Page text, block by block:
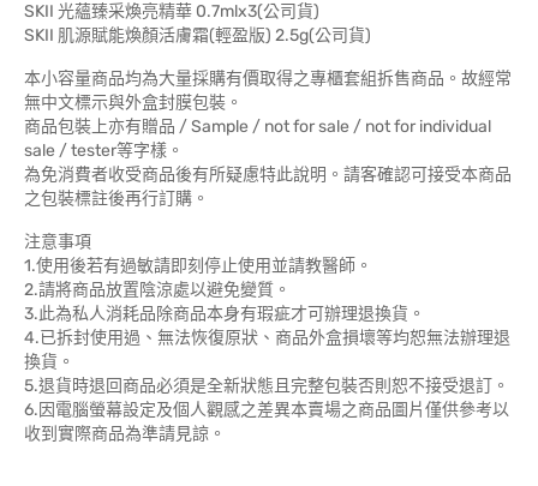
SKII 光蘊臻采煥亮精華 0.7mlx3(公司貨)
SKII 肌源賦能煥顏活膚霜(輕盈版) 2.5g(公司貨)
本小容量商品均為大量採購有價取得之專櫃套組拆售商品。故經常
無中文標示與外盒封膜包裝。
商品包裝上亦有贈品 / Sample / not for sale / not for individual
sale / tester等字樣。
為免消費者收受商品後有所疑慮特此說明。請客確認可接受本商品
之包裝標註後再行訂購。
注意事項
1.使用後若有過敏請即刻停止使用並請教醫師。
2.請將商品放置陰涼處以避免變質。
3.此為私人消耗品除商品本身有瑕疵才可辦理退換貨。
4.已拆封使用過、無法恢復原狀、商品外盒損壞等均恕無法辦理退
換貨。
5.退貨時退回商品必須是全新狀態且完整包裝否則恕不接受退訂。
6.因電腦螢幕設定及個人觀感之差異本賣場之商品圖片僅供參考以
收到實際商品為準請見諒。